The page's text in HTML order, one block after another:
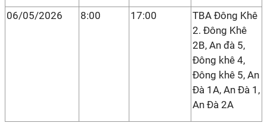
06/05/2026 8:00 17:00
TBA Đông Khê
2. Đông Khê
2B, An đà 5,
Đông khê 4,
Đông khê 5, An
Đà 1A, An Đà 1,
An Đà 2A